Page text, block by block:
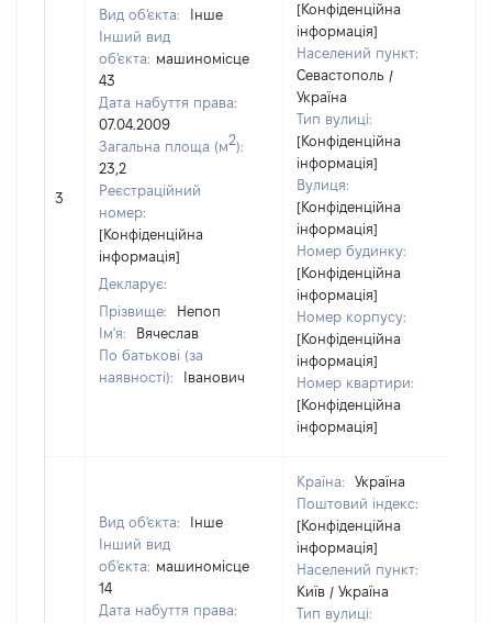
3
Вид об'єкта:
Інше
Інший вид
об'єкта: машиномісце
43
Дата набуття права:
07.04.2009
Загальна площа (м2):
23,2
Реєстраційний
номер:
[Конфіденційна
інформація]
Декларує:
Прізвище:
Непоп
Ім'я:
Вячеслав
По батькові (за
наявності):
Іванович
[Конфіденційна
інформація]
Населений пункт:
Севастополь /
Україна
Тип вулиці:
[Конфіденційна
інформація]
Вулиця:
[Конфіденційна
інформація]
Номер будинку:
[Конфіденційна
інформація]
Номер корпусу:
[Конфіденційна
інформація]
Номер квартири:
[Конфіденційна
інформація]
Вид об'єкта:
Інше
Інший вид
об'єкта: машиномісце
14
Дата набуття права:
Країна:
Україна
Поштовий індекс:
[Конфіденційна
інформація]
Населений пункт:
Київ / Україна
Тип вулиці: